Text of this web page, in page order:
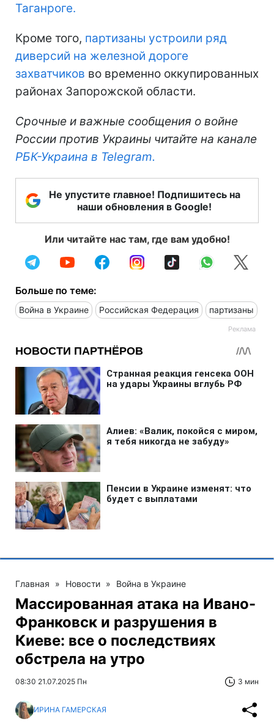
Таганроге.
Кроме того, партизаны устроили ряд
диверсий на железной дороге
захватчиков во временно оккупированных
районах Запорожской области.
Срочные и важные сообщения о войне
России против Украины читайте на канале
РБК-Украина в Telegram.
Не упустите главное! Подпишитесь на
наши обновления в Google!
Или читайте нас там, где вам удобно!
Больше по теме:
Война в Украине Российская Федерация партизаны
Главная » Новости » Война в Украине
Массированная атака на Ивано-
Франковск и разрушения в
Киеве: все о последствиях
обстрела на утро
08:30 21.07.2025 Пн 3 мин
ИРИНА ГАМЕРСКАЯ